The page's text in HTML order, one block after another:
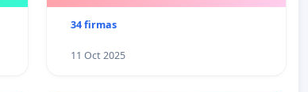
34 firmas
11 Oct 2025